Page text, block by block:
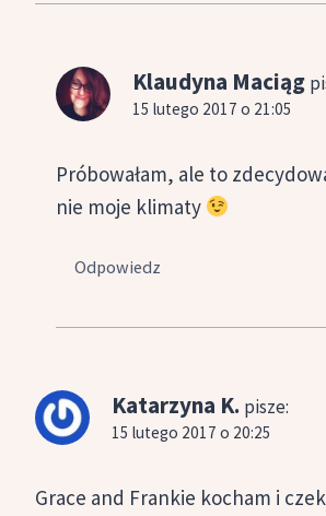
Klaudyna Maciąg
15 lutego 2017 o 21:05
Próbowałam, ale to
nie moje klimaty
Odpowiedz
Katarzyna K. pisze:
15 lutego 2017 o 20:25
Grace and Frankie kocham i